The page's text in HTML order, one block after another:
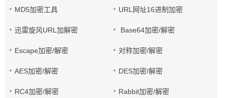
MD5加密工具 URL网址16进制加密
迅雷旋风URL加解密 Base64加密/解密
Escape加密/解密 对称加密/解密
AES加密/解密 DES加密/解密
RC4加密/解密 Rabbit加密/解密